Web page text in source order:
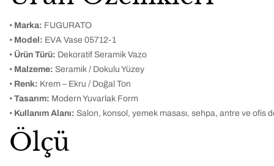
• Marka: FUGURATO
• Model: EVA Vase 05712-1
• Ürün Türü: Dekoratif Seramik Vazo
• Malzeme: Seramik / Dokulu Yüzey
• Renk: Krem – Ekru / Doğal Ton
• Tasarım: Modern Yuvarlak Form
• Kullanım Alanı: Salon, konsol, yemek masası, sehpa, antre ve ofis
Ölçü